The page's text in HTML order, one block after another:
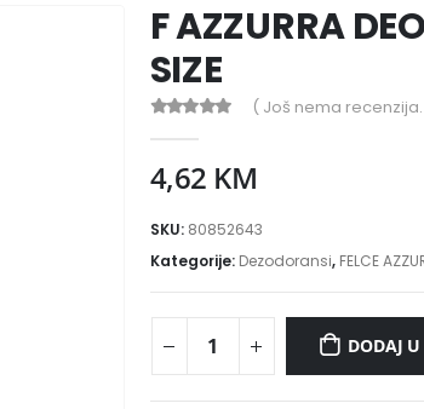
F AZZURRA
SIZE
( Još nema
4,62 KM
SKU: 80852643
Kategorije: Dezodoransi, FELCE
DODAJ